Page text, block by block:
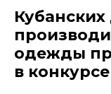
одежды
в